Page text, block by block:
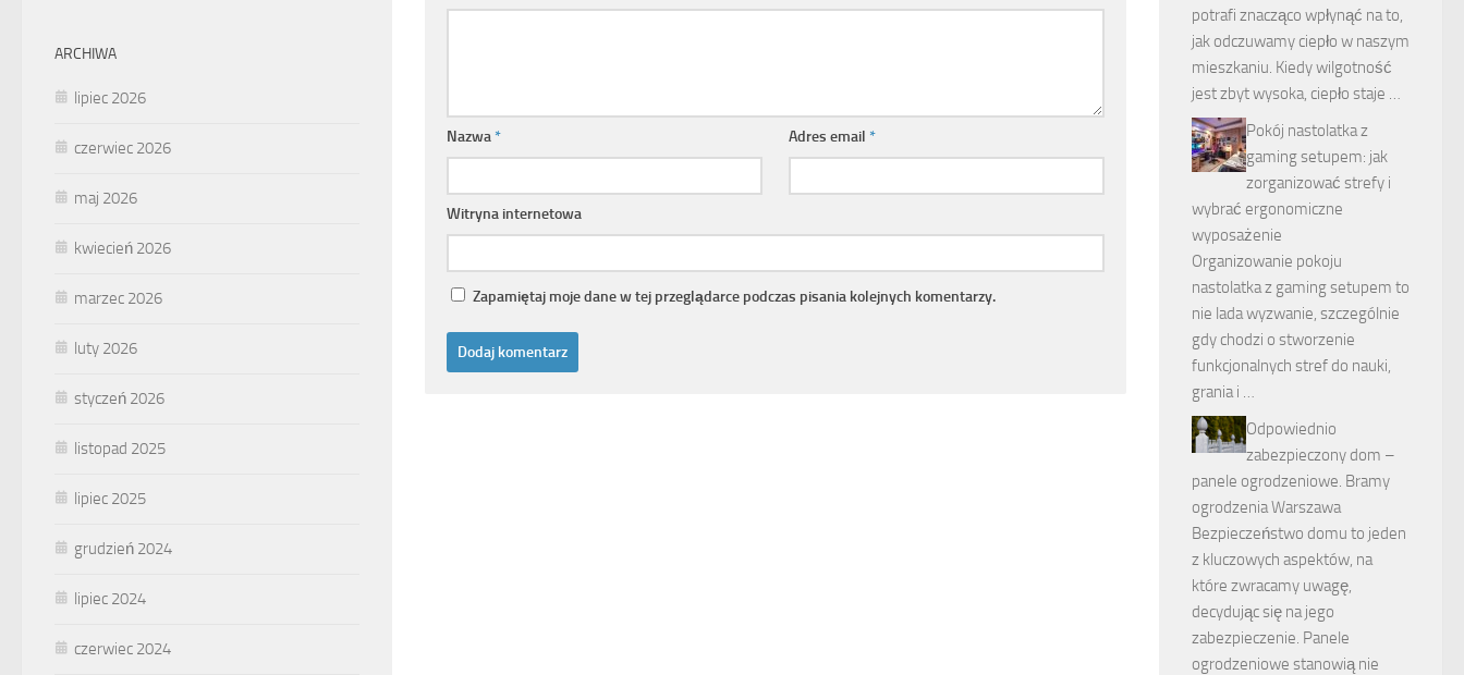
Nazwa* Adres email*
Witryna internetowa
Zapamiętaj moje dane w tej przeglądarce podczas pisania kolejnych komentarzy.
ARCHIWA
lipiec 2026
czerwiec 2026
maj 2026
kwiecień 2026
marzec 2026
luty 2026
styczeń 2026
listopad 2025
lipiec 2025
grudzień 2024
lipiec 2024
czerwiec 2024
potrafi znacząco wpłynąć na to,
jak odczuwamy ciepło w naszym
mieszkaniu. Kiedy wilgotność
jest zbyt wysoka, ciepło staje …
Pokój nastolatka z
gaming setupem: jak
zorganizować strefy i
wybrać ergonomiczne
wyposażenie
Organizowanie pokoju
nastolatka z gaming setupem to
nie lada wyzwanie, szczególnie
gdy chodzi o stworzenie
funkcjonalnych stref do nauki,
grania i …
Odpowiednio
zabezpieczony dom –
panele ogrodzeniowe. Bramy
ogrodzenia Warszawa
Bezpieczeństwo domu to jeden
z kluczowych aspektów, na
które zwracamy uwagę,
decydując się na jego
zabezpieczenie. Panele
ogrodzeniowe stanowią nie